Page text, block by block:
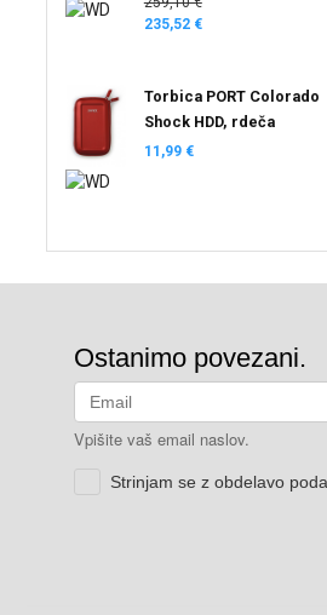
235,52 €
Torbica PORT Colorado
Shock HDD, rdeča
11,99 €